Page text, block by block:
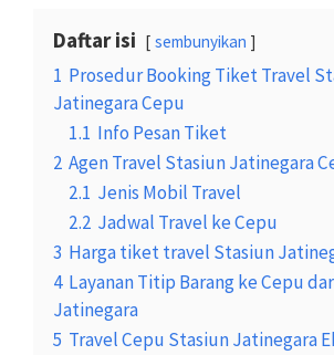
Daftar isi sembunyikan
1 Prosedur Booking Tiket Travel
Jatinegara Cepu
1.1 Info Pesan Tiket
2 Agen Travel Stasiun Jatinegara
2.1 Jenis Mobil Travel
2.2 Jadwal Travel ke Cepu
3 Harga tiket travel Stasiun
4 Layanan Titip Barang ke Cepu
Jatinegara
5 Travel Cepu Stasiun Jatinegara